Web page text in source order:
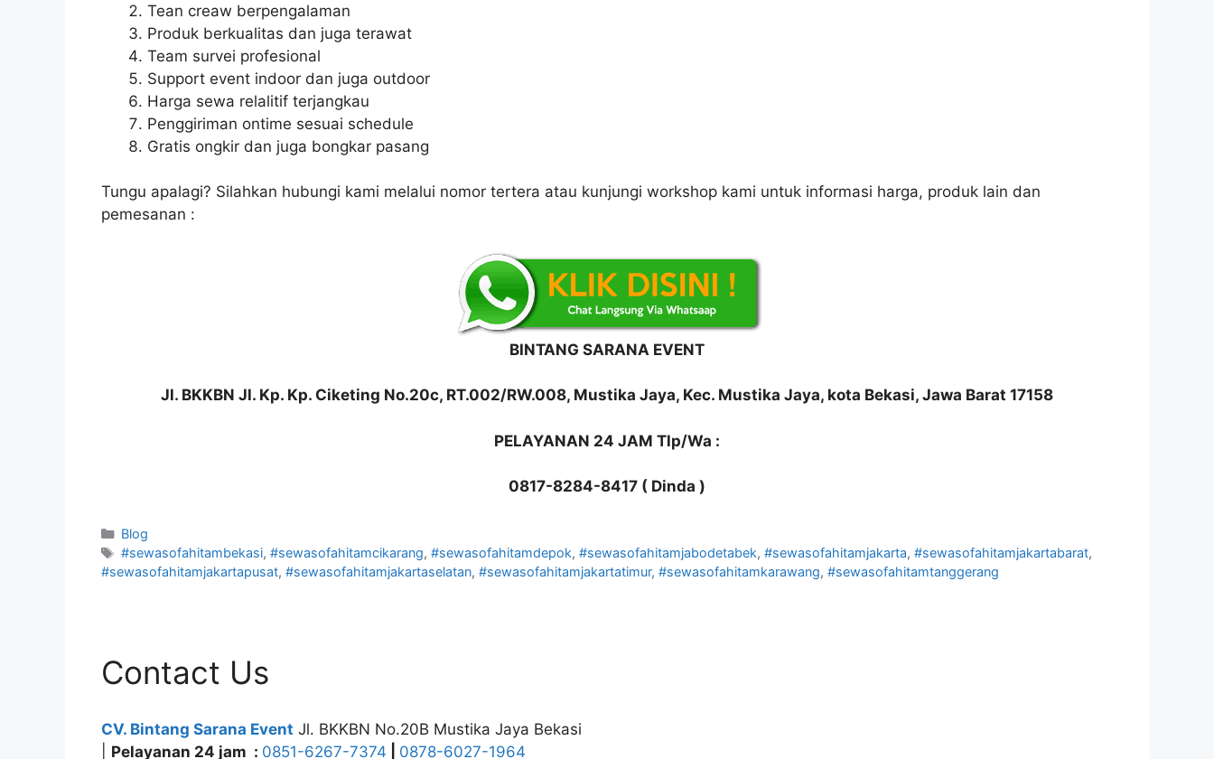
Tean creaw berpengalaman
Produk berkualitas dan juga terawat
Team survei profesional
Support event indoor dan juga outdoor
Harga sewa relalitif terjangkau
Penggiriman ontime sesuai schedule
Gratis ongkir dan juga bongkar pasang
Tungu apalagi? Silahkan hubungi kami melalui nomor tertera atau kunjungi workshop kami untuk informasi harga, produk lain dan
pemesanan :
BINTANG SARANA EVENT
Jl. BKKBN Jl. Kp. Kp. Ciketing No.20c, RT.002/RW.008, Mustika Jaya, Kec. Mustika Jaya, kota Bekasi, Jawa Barat 17158
PELAYANAN 24 JAM Tlp/Wa :
0817-8284-8417 ( Dinda )
Kategori
Blog
Tag
#sewasofahitambekasi, #sewasofahitamcikarang, #sewasofahitamdepok, #sewasofahitamjabodetabek, #sewasofahitamjakarta, #sewasofahitamjakartabarat,
#sewasofahitamjakartapusat, #sewasofahitamjakartaselatan, #sewasofahitamjakartatimur, #sewasofahitamkarawang, #sewasofahitamtanggerang
Contact Us
CV. Bintang Sarana Event Jl. BKKBN No.20B Mustika Jaya Bekasi
Pelayanan 24 jam : 0851-6267-7374 0878-6027-1964